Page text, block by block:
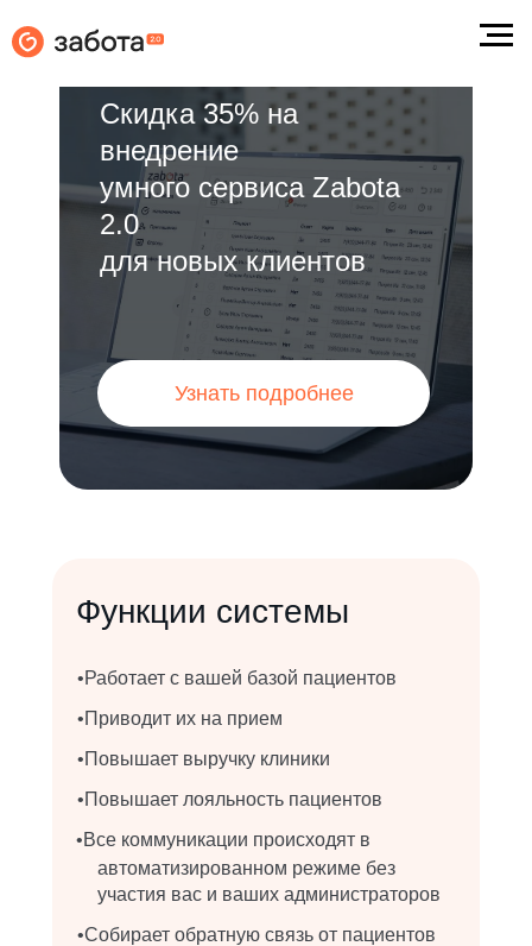
Medods YCLIENTS
Дента (АП-Dent)
Архимед Medialog
Скидка 35% на
внедрение
умного сервиса Zabota
2.0
для новых клиентов
Узнать подробнее
Функции системы
•Работает с вашей базой пациентов
•Приводит их на прием
•Повышает выручку клиники
•Повышает лояльность пациентов
•Все коммуникации происходят в
автоматизированном режиме без
участия вас и ваших администраторов
•Собирает обратную связь от пациентов